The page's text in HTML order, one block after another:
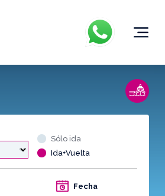
Sólo ida
Ida+Vuelta
Fecha